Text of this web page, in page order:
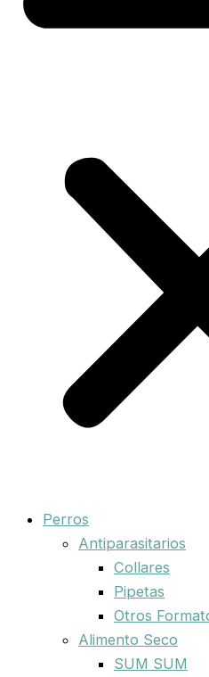
Perros
Antiparasitarios
Collares
Pipetas
Otros
Alimento Seco
SUM SUM